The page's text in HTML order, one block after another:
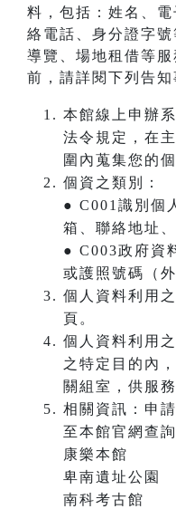
料，包括：姓名、
絡電話、身分證字
導覽、場地租借等
前，請詳閱下列告知
本館線上申辦
法令規定，在
圍內蒐集您的
個資之類別：
● C001識別個
箱、聯絡地址
● C003政府資
或護照號碼（外
個人資料利用
頁。
個人資料利用
之特定目的內
關組室，供服
相關資訊：申
至本館官網查
康樂本館
卑南遺址公園
南科考古館